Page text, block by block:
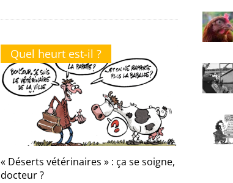
Quel heurt est-il ?
« Déserts vétérinaires » : ça se soigne,
docteur ?